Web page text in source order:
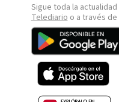
Sigue toda la
Telediario o a través